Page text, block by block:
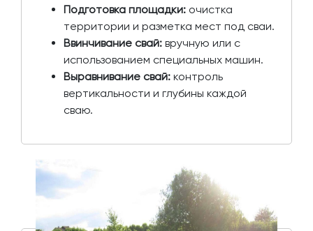
Подготовка площадки: очистка
территории и разметка мест под сваи.
Ввинчивание свай: вручную или с
использованием специальных машин.
Выравнивание свай: контроль
вертикальности и глубины каждой
сваю.